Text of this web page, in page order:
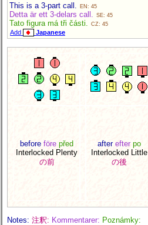
This is a 3-part call. EN: 45
Detta är ett 3-delars call. SE: 45
Tato figura má tři části. CZ: 45
Add Japanese
before före před
Interlocked Plenty
の前
after efter po
Interlocked Little
の後
Notes: 注釈: Kommentarer: Poznámky: